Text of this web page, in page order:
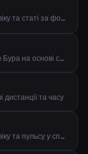
Оцініть VO2 max на основі пульсу спокою, віку та статі за формулою Ута
Розрахуйте м'язову масу тіла за формулою Бура на основі статі, ваги та зросту
дистанції та часу
Розрахуйте зони пульсу для бігу на основі віку та пульсу у спокої (формула Карвонена)